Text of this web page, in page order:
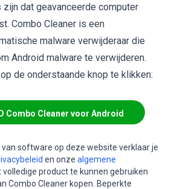
dat geavanceerde computer
Combo Cleaner is een
malware verwijderaar die
Android malware te verwijderen.
de onderstaande knop te klikken:
Combo Cleaner voor Android
software op deze website verklaar je
en onze algemene
volledige product te kunnen gebruiken
Combo Cleaner kopen. Beperkte